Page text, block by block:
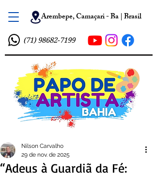
Arembepe, Camaçari - Ba | Brasil
(71) 98682-7199
“Adeus à Guardiã da Fé:
Nilson Carvalho
29 de nov. de 2025